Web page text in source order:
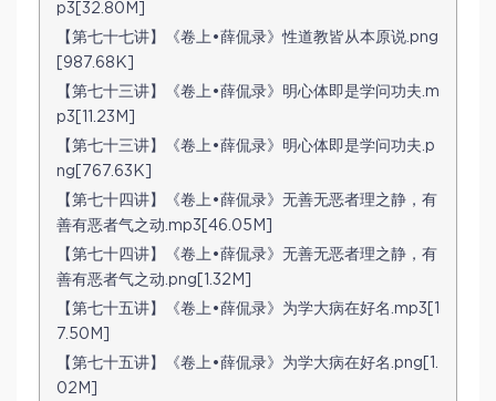
p3[32.80M]
【第七十七讲】《卷上•薛侃录》性道教皆从本原说.png
[987.68K]
【第七十三讲】《卷上•薛侃录》明心体即是学问功夫.m
p3[11.23M]
【第七十三讲】《卷上•薛侃录》明心体即是学问功夫.p
ng[767.63K]
【第七十四讲】《卷上•薛侃录》无善无恶者理之静，有
善有恶者气之动.mp3[46.05M]
【第七十四讲】《卷上•薛侃录》无善无恶者理之静，有
善有恶者气之动.png[1.32M]
【第七十五讲】《卷上•薛侃录》为学大病在好名.mp3[1
7.50M]
【第七十五讲】《卷上•薛侃录》为学大病在好名.png[1.
02M]